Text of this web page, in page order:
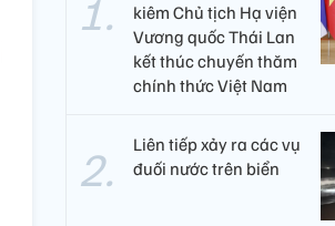
kiêm Chủ tịch Hạ viện
Vương quốc Thái Lan
kết thúc chuyến thăm
chính thức Việt Nam
Liên tiếp xảy ra các vụ
đuối nước trên biển